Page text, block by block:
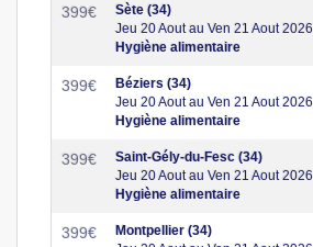
399€
Sète (34)
Jeu 20 Aout au Ven 21 Aout 2026
Hygiène alimentaire
399€
Béziers (34)
Jeu 20 Aout au Ven 21 Aout 2026
Hygiène alimentaire
399€
Saint-Gély-du-Fesc (34)
Jeu 20 Aout au Ven 21 Aout 2026
Hygiène alimentaire
399€
Montpellier (34)